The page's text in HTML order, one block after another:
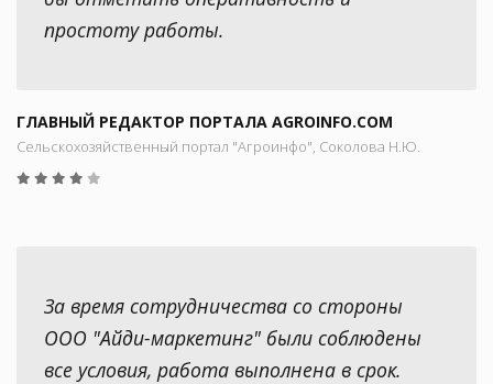
простоту работы.
ГЛАВНЫЙ РЕДАКТОР ПОРТАЛА AGROINFO.COM
Сельскохозяйственный портал "Агроинфо", Соколова Н.Ю.
За время сотрудничества со стороны
ООО "Айди-маркетинг" были соблюдены
все условия, работа выполнена в срок.